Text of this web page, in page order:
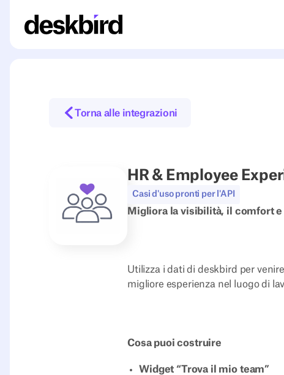
Torna alle integrazioni
HR & Employee
Casi d'uso pronti per l'API
Migliora la visibilità, il comfort
Utilizza i dati di deskbird per
migliore esperienza nel luogo di
Cosa puoi costruire
Widget “Trova il mio team”